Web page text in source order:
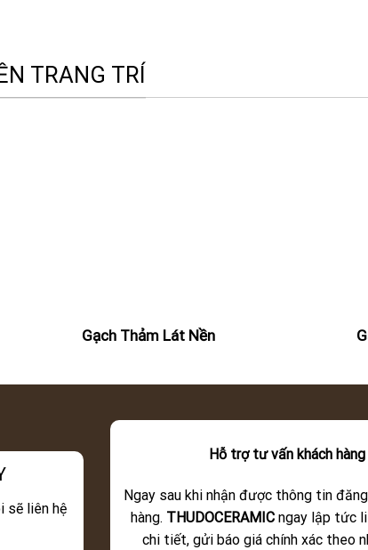
TRANG TRÍ
Gạch Thảm Lát Nền
sẽ liên hệ
Hỗ trợ tư vấn khách hàng
Ngay sau khi nhận được thông tin
hàng. THUDOCERAMIC ngay lập tức
chi tiết, gửi báo giá chính xác theo